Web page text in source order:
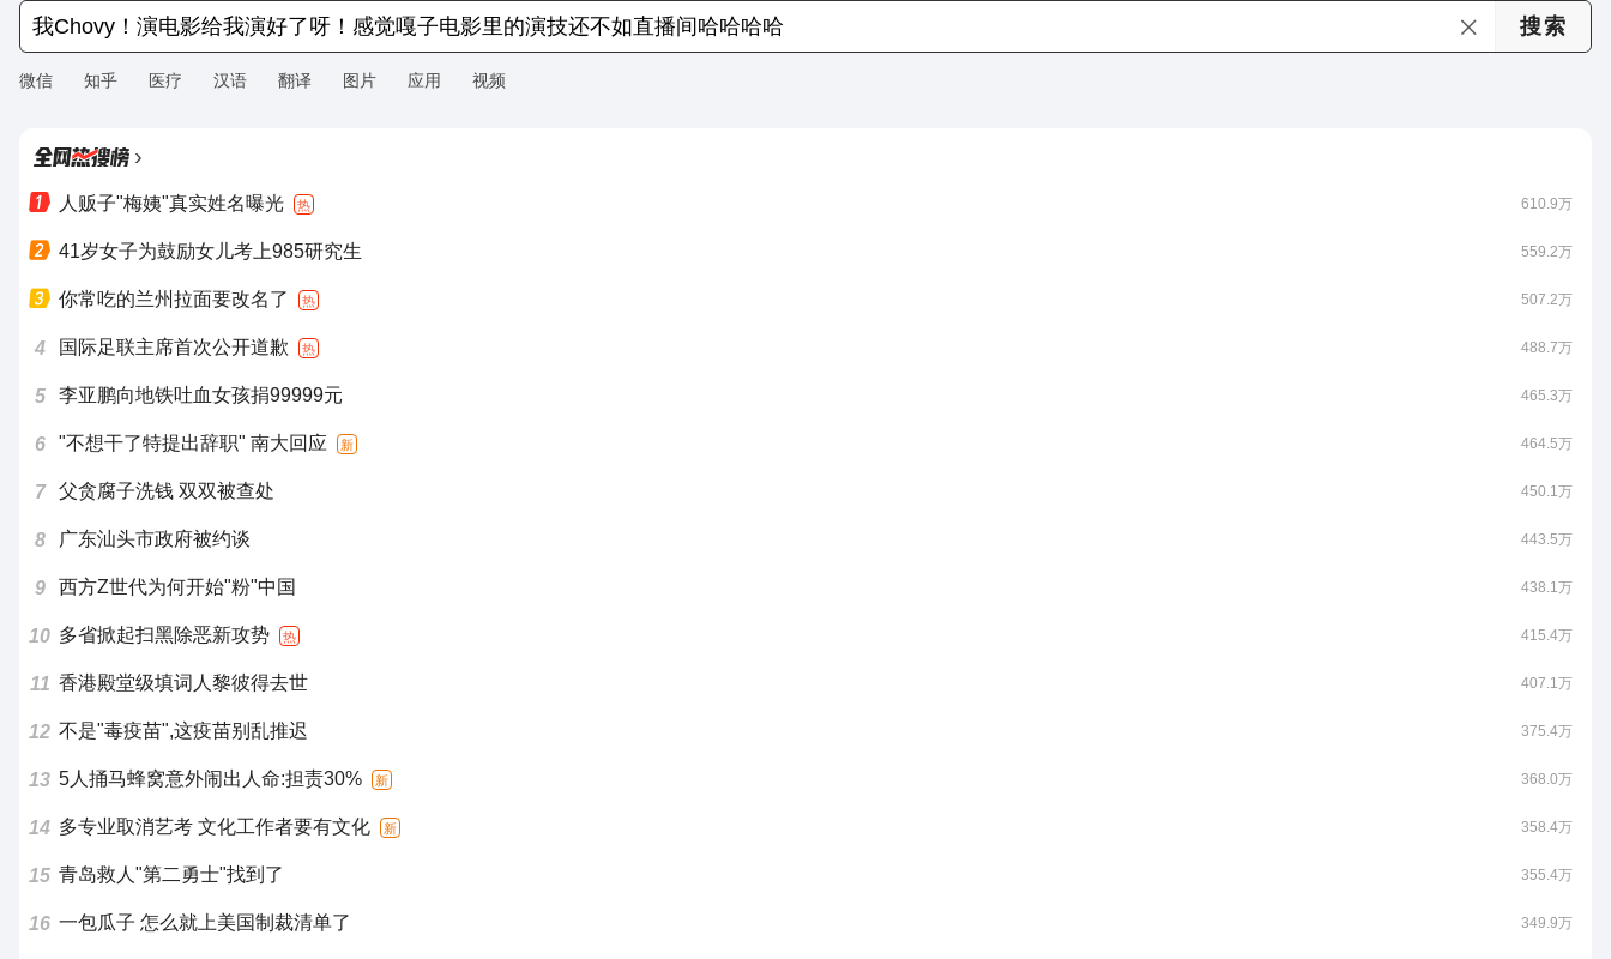
微信 知乎 医疗 汉语 翻译 图片 应用 视频
›
人贩子"梅姨"真实姓名曝光 热 610.9万
41岁女子为鼓励女儿考上985研究生 559.2万
你常吃的兰州拉面要改名了 热 507.2万
4 国际足联主席首次公开道歉 热 488.7万
5 李亚鹏向地铁吐血女孩捐99999元 465.3万
6 "不想干了特提出辞职" 南大回应 新 464.5万
7 父贪腐子洗钱 双双被查处 450.1万
8 广东汕头市政府被约谈 443.5万
9 西方Z世代为何开始"粉"中国 438.1万
10 多省掀起扫黑除恶新攻势 热 415.4万
11 香港殿堂级填词人黎彼得去世 407.1万
12 不是"毒疫苗",这疫苗别乱推迟 375.4万
13 5人捅马蜂窝意外闹出人命:担责30% 新 368.0万
14 多专业取消艺考 文化工作者要有文化 新 358.4万
15 青岛救人"第二勇士"找到了 355.4万
16 一包瓜子 怎么就上美国制裁清单了 349.9万